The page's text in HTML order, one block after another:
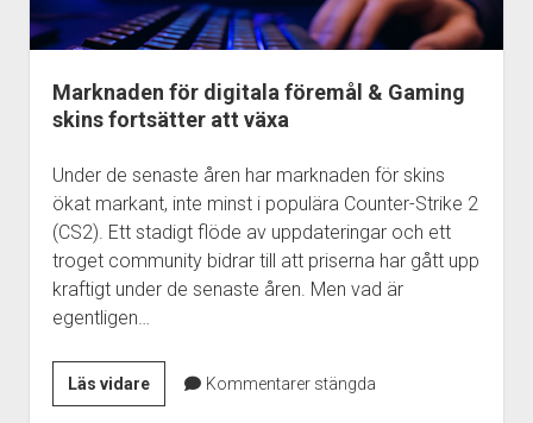
sker
i
Marknaden för digitala föremål & Gaming
skins fortsätter att växa
Under de senaste åren har marknaden för skins
ökat markant, inte minst i populära Counter-Strike 2
(CS2). Ett stadigt flöde av uppdateringar och ett
troget community bidrar till att priserna har gått upp
kraftigt under de senaste åren. Men vad är
egentligen…
Läs vidareMarknaden
för
Kommentarer stängda